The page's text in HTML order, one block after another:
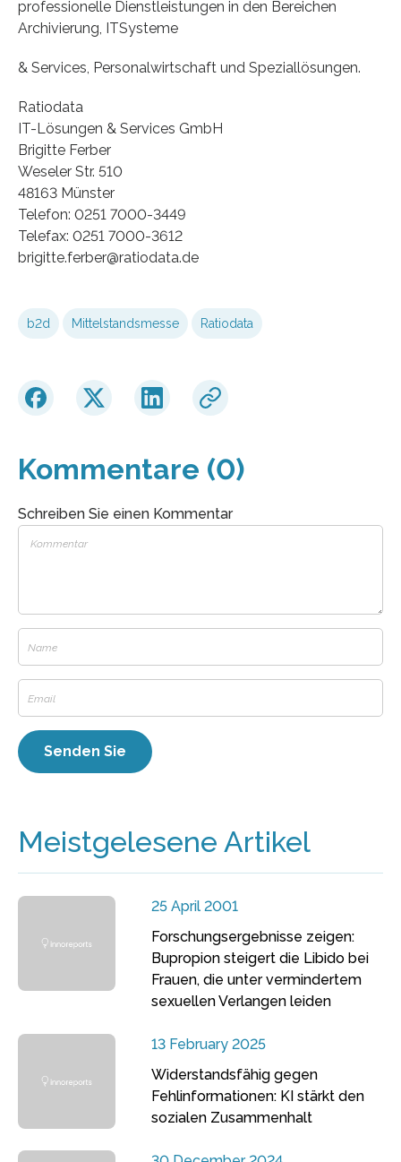
professionelle Dienstleistungen in den Bereichen
Archivierung, ITSysteme
& Services, Personalwirtschaft und Speziallösungen.
Ratiodata
IT-Lösungen & Services GmbH
Brigitte Ferber
Weseler Str. 510
48163 Münster
Telefon: 0251 7000-3449
Telefax: 0251 7000-3612
brigitte.ferber@ratiodata.de
b2d Mittelstandsmesse Ratiodata
Kommentare (0)
Schreiben Sie einen Kommentar
Meistgelesene Artikel
25 April 2001
Forschungsergebnisse zeigen:
Bupropion steigert die Libido bei
Frauen, die unter vermindertem
sexuellen Verlangen leiden
13 February 2025
Widerstandsfähig gegen
Fehlinformationen: KI stärkt den
sozialen Zusammenhalt